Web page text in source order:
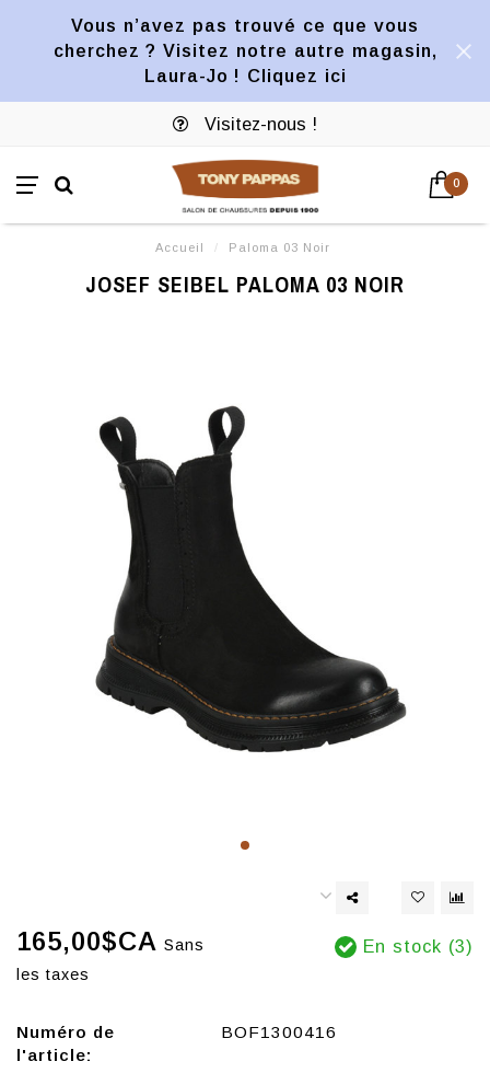
Vous n’avez pas trouvé ce que vous
cherchez ? Visitez notre autre magasin,
Laura-Jo ! Cliquez ici
Visitez-nous !
0
Accueil / Paloma 03 Noir
JOSEF SEIBEL PALOMA 03 NOIR
165,00$CA Sans
les taxes
En stock (3)
Numéro de
l'article:
BOF1300416